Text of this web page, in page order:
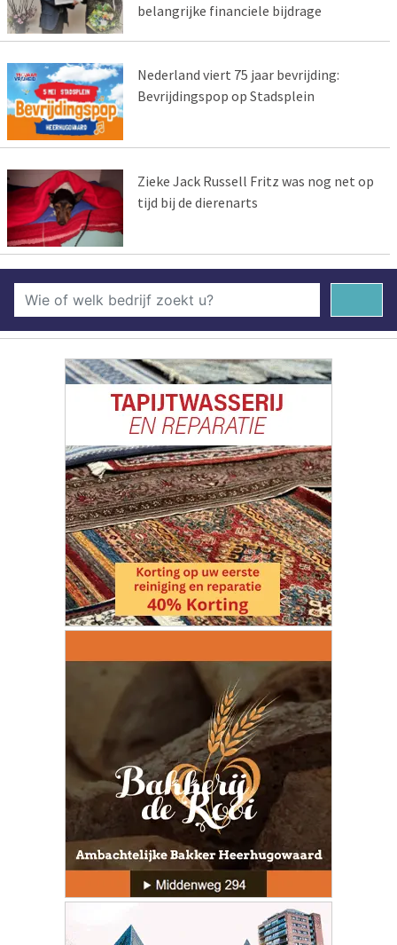
belangrijke financiele bijdrage
Nederland viert 75 jaar bevrijding:
Bevrijdingspop op Stadsplein
Zieke Jack Russell Fritz was nog net op
tijd bij de dierenarts